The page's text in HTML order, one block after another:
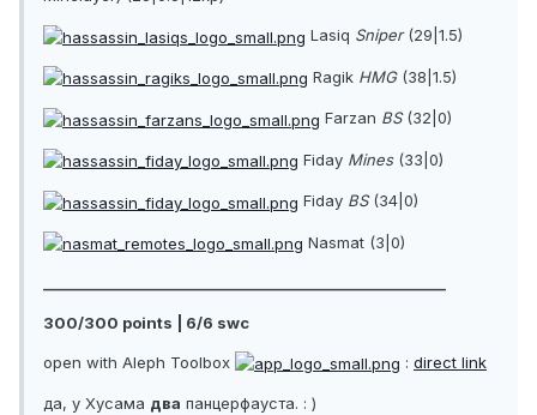
Lasiq Sniper(29|1.5)
Ragik HMG(38|1.5)
Farzan BS(32|0)
Fiday Mines(33|0)
Fiday BS(34|0)
Nasmat (3|0)
300/300 points | 6/6 swc
open with Aleph Toolbox : direct link
да, у Хусама два панцерфауста. : )